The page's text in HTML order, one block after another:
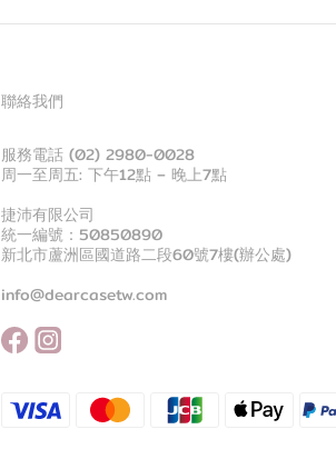
聯絡我們
服務電話 (02) 2980-0028
周一至周五: 下午12點 – 晚上7點
捷沛有限公司
統一編號：50850890
新北市蘆洲區國道路二段60號7樓(辦公處)
info@dearcasetw.com